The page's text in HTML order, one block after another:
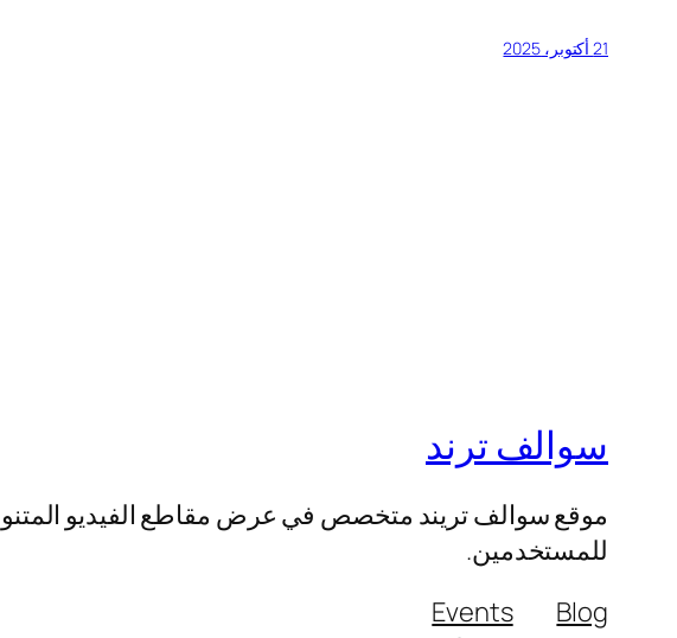
21 أكتوبر، 2025
سوالف ترند
موقع سوالف تريند متخصص في عرض مقاطع الفيديو
للمستخدمين.
Blog
Events